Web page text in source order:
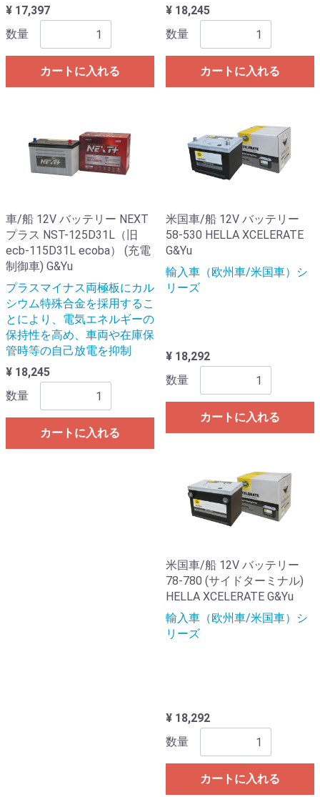
¥ 17,397
数量
カートに入れる
¥ 18,245
数量
カートに入れる
車/船 12V バッテリー NEXT
プラス NST-125D31L（旧
ecb-115D31L ecoba） (充電
制御車) G&Yu
プラスマイナス両極板にカル
シウム特殊合金を採用するこ
とにより、電気エネルギーの
保持性を高め、車両や在庫保
管時等の自己放電を抑制
¥ 18,245
数量
カートに入れる
米国車/船 12V バッテリー
58-530 HELLA XCELERATE
G&Yu
輸入車（欧州車/米国車）シ
リーズ
¥ 18,292
数量
カートに入れる
米国車/船 12V バッテリー
78-780 (サイドターミナル)
HELLA XCELERATE G&Yu
輸入車（欧州車/米国車）シ
リーズ
¥ 18,292
数量
カートに入れる